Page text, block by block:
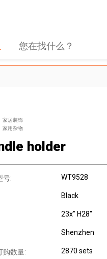
家居装饰
家用杂物
holder
号: WT9528
Black
23x" H28"
Shenzhen
购数量: 2870 sets